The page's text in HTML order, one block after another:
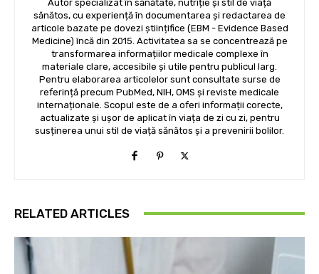
Autor specializat în sănătate, nutriție și stil de viață
sănătos, cu experiență în documentarea și redactarea de
articole bazate pe dovezi științifice (EBM - Evidence Based
Medicine) încă din 2015. Activitatea sa se concentrează pe
transformarea informațiilor medicale complexe în
materiale clare, accesibile și utile pentru publicul larg.
Pentru elaborarea articolelor sunt consultate surse de
referință precum PubMed, NIH, OMS și reviste medicale
internaționale. Scopul este de a oferi informații corecte,
actualizate și ușor de aplicat în viața de zi cu zi, pentru
susținerea unui stil de viață sănătos și a prevenirii bolilor.
RELATED ARTICLES